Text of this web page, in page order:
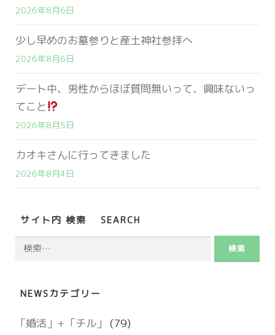
2026年8月6日
少し早めのお墓参りと産土神社参拝へ
2026年8月6日
デート中、男性からほぼ質問無いって、興味ないっ
てこと
2026年8月5日
カオキさんに行ってきました
2026年8月4日
サイト内 検索 SEARCH
検
NEWSカテゴリー
「婚活」+「チル」 (79)